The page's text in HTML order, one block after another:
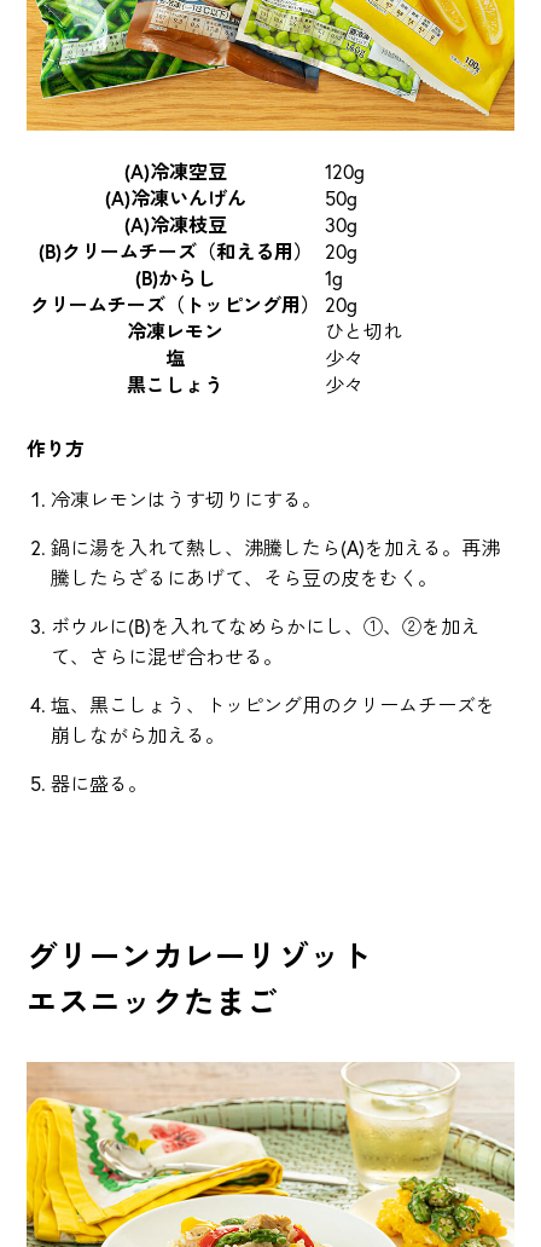
(A)冷凍空豆
120g
(A)冷凍いんげん
50g
(A)冷凍枝豆
30g
(B)クリームチーズ（和える用）
20g
(B)からし
1g
クリームチーズ（トッピング用）
20g
冷凍レモン
ひと切れ
塩
少々
黒こしょう
少々
作り方
冷凍レモンはうす切りにする。
鍋に湯を入れて熱し、沸騰したら(A)を加える。再沸
騰したらざるにあげて、そら豆の皮をむく。
ボウルに(B)を入れてなめらかにし、①、②を加え
て、さらに混ぜ合わせる。
塩、黒こしょう、トッピング用のクリームチーズを
崩しながら加える。
器に盛る。
グリーンカレーリゾット
エスニックたまご